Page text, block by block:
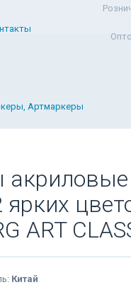
Артмаркеры
ярких
ART
Китай